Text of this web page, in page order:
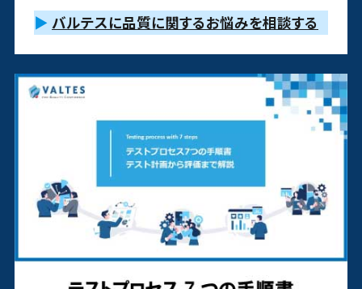
▶ バルテスに品質に関するお悩みを相談する